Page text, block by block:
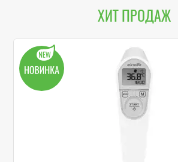
ХИТ ПРОДАЖ